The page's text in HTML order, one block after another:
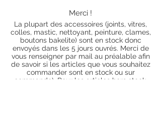
Merci !
La plupart des accessoires (joints, vitres,
colles, mastic, nettoyant, peinture, clames,
boutons bakelite) sont en stock donc
envoyés dans les 5 jours ouvrés. Merci de
vous renseigner par mail au préalable afin
de savoir si les articles que vous souhaitez
commander sont en stock ou sur
commande). Pour les articles hors stock,